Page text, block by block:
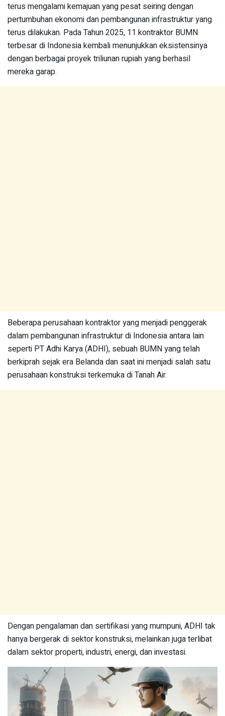
terus mengalami kemajuan yang pesat seiring dengan
pertumbuhan ekonomi dan pembangunan infrastruktur yang
terus dilakukan. Pada Tahun 2025, 11 kontraktor BUMN
terbesar di Indonesia kembali menunjukkan eksistensinya
dengan berbagai proyek triliunan rupiah yang berhasil
mereka garap.
Beberapa perusahaan kontraktor yang menjadi penggerak
dalam pembangunan infrastruktur di Indonesia antara lain
seperti PT Adhi Karya (ADHI), sebuah BUMN yang telah
berkiprah sejak era Belanda dan saat ini menjadi salah satu
perusahaan konstruksi terkemuka di Tanah Air.
Dengan pengalaman dan sertifikasi yang mumpuni, ADHI tak
hanya bergerak di sektor konstruksi, melainkan juga terlibat
dalam sektor properti, industri, energi, dan investasi.